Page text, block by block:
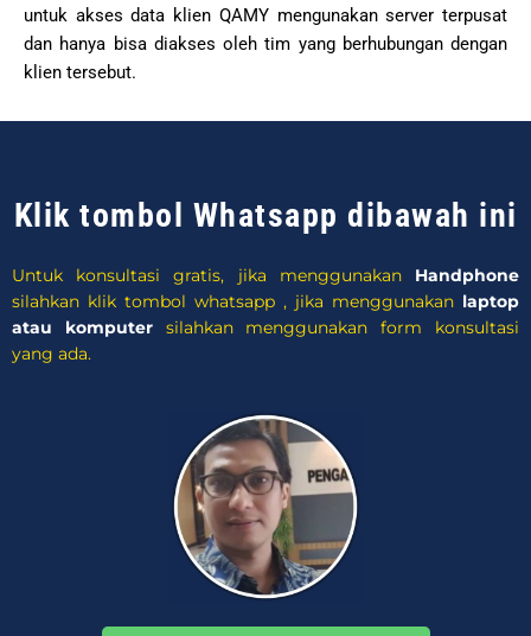
untuk akses data klien QAMY mengunakan server terpusat
dan hanya bisa diakses oleh tim yang berhubungan dengan
klien tersebut.
Klik tombol Whatsapp dibawah ini
Untuk konsultasi gratis, jika menggunakan Handphone
silahkan klik tombol whatsapp , jika menggunakan laptop
atau komputersilahkan menggunakan form konsultasi
yang ada.